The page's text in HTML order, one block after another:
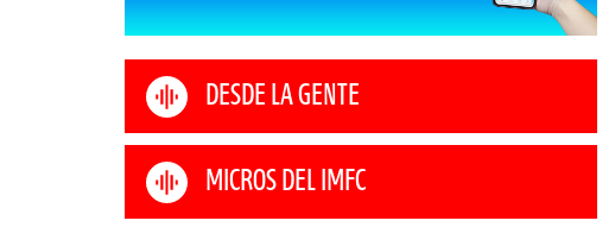
DESDE LA GENTE
MICROS DEL IMFC